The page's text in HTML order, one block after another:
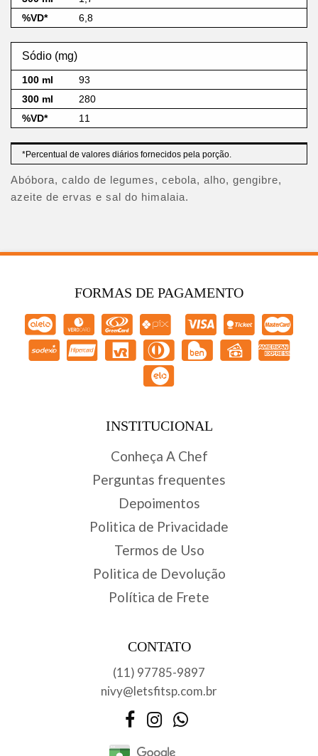
6,8
Sódio (mg)
93
280
11
*Percentual de valores diários fornecidos pela porção.
Abóbora, caldo de legumes, cebola, alho, gengibre,
azeite de ervas e sal do himalaia.
FORMAS DE PAGAMENTO
INSTITUCIONAL
Conheça A Chef
Perguntas frequentes
Depoimentos
Politica de Privacidade
Termos de Uso
Politica de Devolução
Política de Frete
CONTATO
(11) 97785-9897
nivy@letsfitsp.com.br
FacebookInstagramWhatsApp